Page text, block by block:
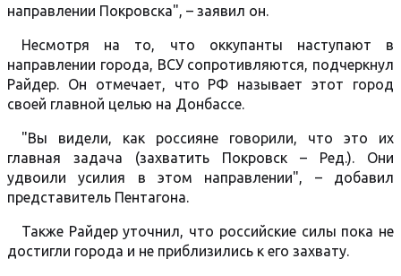
направлении Покровска", – заявил он.
Несмотря на то, что оккупанты наступают в
направлении города, ВСУ сопротивляются, подчеркнул
Райдер. Он отмечает, что РФ называет этот город
своей главной целью на Донбассе.
"Вы видели, как россияне говорили, что это их
главная задача (захватить Покровск – Ред.). Они
удвоили усилия в этом направлении", – добавил
представитель Пентагона.
Также Райдер уточнил, что российские силы пока не
достигли города и не приблизились к его захвату.